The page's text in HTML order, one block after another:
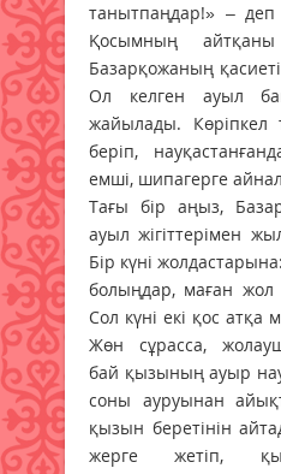
танытпаңдар!» –
Қосымның
Базарқожаның
Ол келген ауыл
жайылады. Көріпкел
беріп,
емші, шипагерге
Тағы бір аңыз,
ауыл жігіттерімен
Бір күні
болыңдар, маған жол
Сол күні екі қос атқа
Жөн сұрасса,
бай қызының ауыр
соны ауруынан
қызын беретінін
жерге жетіп,